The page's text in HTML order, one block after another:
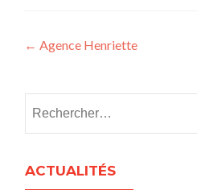
Post
← Agence Henriette
ACTUALITÉS